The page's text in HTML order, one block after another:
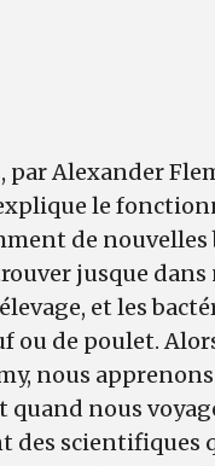
par Alexander
le
de
jusque dans
et les
de poulet.
nous
nous
scientifiques